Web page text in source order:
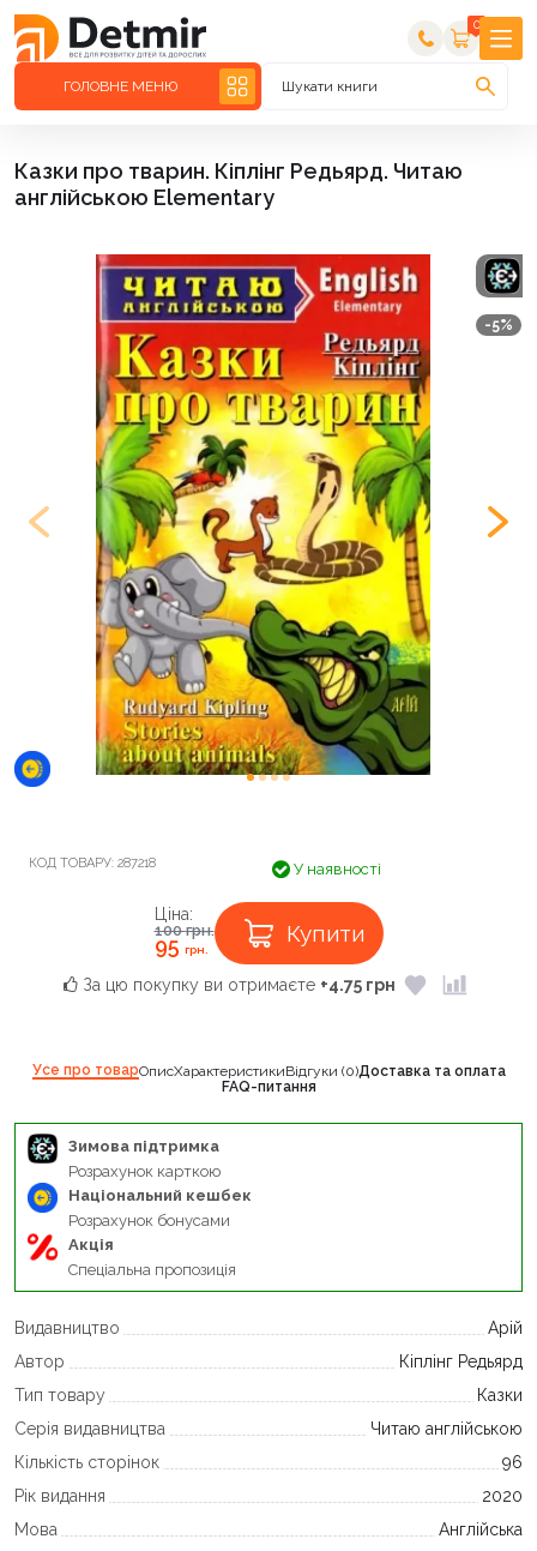
0
ГОЛОВНЕ МЕНЮ Шукати книги
Казки про тварин. Кіплінг Редьярд. Читаю
англійською Elementary
-5%
КОД ТОВАРУ: 287218 У наявності
Ціна:
100грн.
95 грн.
Купити
За цю покупку ви отримаєте +4.75 грн
Усе про товарОписХарактеристикиВідгуки (0)Доставка та оплата
FAQ-питання
Зимова підтримка
Розрахунок карткою
Національний кешбек
Розрахунок бонусами
Акція
Спеціальна пропозиція
Видавництво
Арій
Автор
Кіплінг Редьярд
Тип товару
Казки
Серія видавництва
Читаю англійською
Кількість сторінок
96
Рік видання
2020
Мова
Англійська